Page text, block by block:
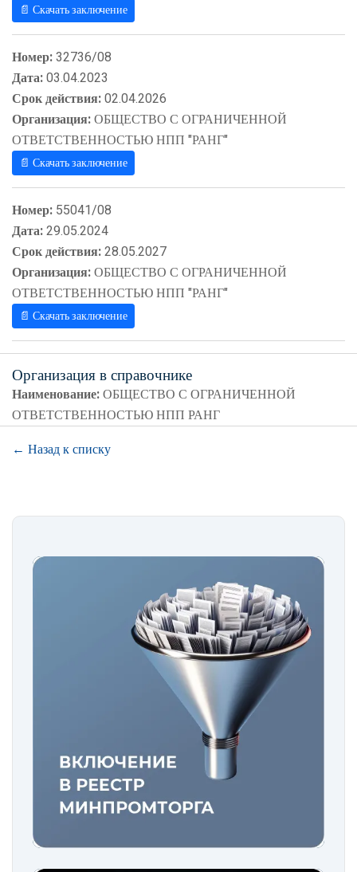
📄 Скачать заключение
Номер:32736/08
Дата:03.04.2023
Срок действия:02.04.2026
Организация:ОБЩЕСТВО С ОГРАНИЧЕННОЙ
ОТВЕТСТВЕННОСТЬЮ НПП "РАНГ"
📄 Скачать заключение
Номер: 55041/08
Дата:29.05.2024
Срок действия:28.05.2027
Организация:ОБЩЕСТВО С ОГРАНИЧЕННОЙ
ОТВЕТСТВЕННОСТЬЮ НПП "РАНГ"
📄 Скачать заключение
Организация в справочнике
Наименование:ОБЩЕСТВО С ОГРАНИЧЕННОЙ
ОТВЕТСТВЕННОСТЬЮ НПП РАНГ
← Назад к списку